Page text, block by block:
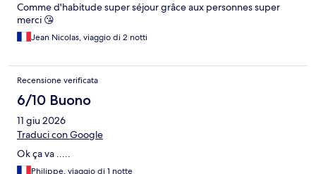
Comme d'habitude super séjour grâce aux personnes super
merci 😘
Jean Nicolas, viaggio di 2 notti
Recensione verificata
6/10 Buono
11 giu 2026
Traduci con Google
Ok ça va .....
Philippe, viaggio di 1 notte